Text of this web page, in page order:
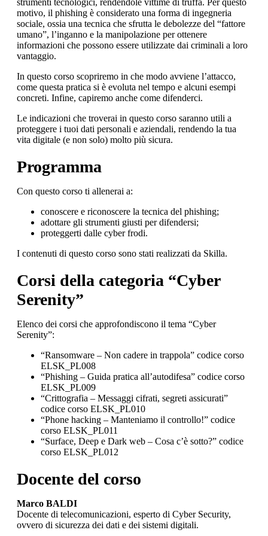
motivo, il phishing è considerato una forma di ingegneria
sociale, ossia una tecnica che sfrutta le debolezze del “fattore
umano”, l’inganno e la manipolazione per ottenere
informazioni che possono essere utilizzate dai criminali a loro
vantaggio.
In questo corso scopriremo in che modo avviene l’attacco,
come questa pratica si è evoluta nel tempo e alcuni esempi
concreti. Infine, capiremo anche come difenderci.
Le indicazioni che troverai in questo corso saranno utili a
proteggere i tuoi dati personali e aziendali, rendendo la tua
vita digitale (e non solo) molto più sicura.
Programma
Con questo corso ti allenerai a:
conoscere e riconoscere la tecnica del phishing;
adottare gli strumenti giusti per difendersi;
proteggerti dalle cyber frodi.
I contenuti di questo corso sono stati realizzati da Skilla.
Corsi della categoria “Cyber
Serenity”
Elenco dei corsi che approfondiscono il tema “Cyber
Serenity”:
“Ransomware – Non cadere in trappola” codice corso
ELSK_PL008
“Phishing – Guida pratica all’autodifesa” codice corso
ELSK_PL009
“Crittografia – Messaggi cifrati, segreti assicurati”
codice corso ELSK_PL010
“Phone hacking – Manteniamo il controllo!” codice
corso ELSK_PL011
“Surface, Deep e Dark web – Cosa c’è sotto?” codice
corso ELSK_PL012
Docente del corso
Marco BALDI
Docente di telecomunicazioni, esperto di Cyber Security,
ovvero di sicurezza dei dati e dei sistemi digitali.